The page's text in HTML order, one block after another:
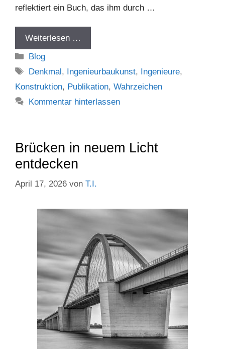
reflektiert ein Buch, das ihm durch …
Weiterlesen …
Kategorien
Blog
Schlagwörter
Denkmal , Ingenieurbaukunst, Ingenieure,
Konstruktion, Publikation, Wahrzeichen
Kommentar hinterlassen
Brücken in neuem Licht
entdecken
April 17, 2026 von T.I.